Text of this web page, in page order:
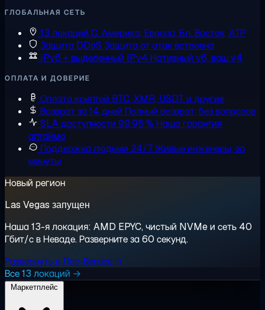
ГЛОБАЛЬНАЯ СЕТЬ
13 локаций С. Америка, Европа, Бл. Восток, АТР
Защита DDoS Защита от атак встроена
IPv6 + выделенный IPv4 Нативный v6, ваш v4
ОПЛАТА И ДОВЕРИЕ
Оплата криптой BTC, XMR, USDT и другие
Возврат за 14 дней Полный возврат, без вопросов
SLA доступности 99,95 % Наша гарантия
аптайма
Поддержка людьми 24/7Живые инженеры, за
минуты
Новый регион
Las Vegas запущен
Наша 13-я локация: AMD EPYC, чистый NVMe и сеть 40
Гбит/с в Неваде. Разверните за 60 секунд.
Развернуть в Лас-Вегасе →
Все 13 локаций →